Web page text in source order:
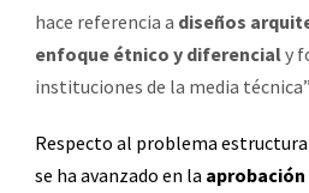
hace referencia a diseños
enfoque étnico y diferencialy
instituciones de la media
Respecto al problema
se ha avanzado en la